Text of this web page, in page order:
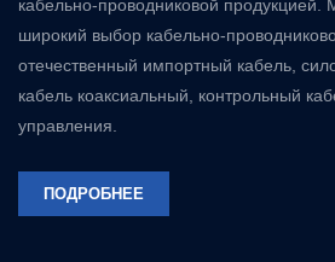
кабельно-проводниковой продукцией.
широкий выбор кабельно-
отечественный импортный кабель,
кабель коаксиальный, контрольный
управления.
ПОДРОБНЕЕ